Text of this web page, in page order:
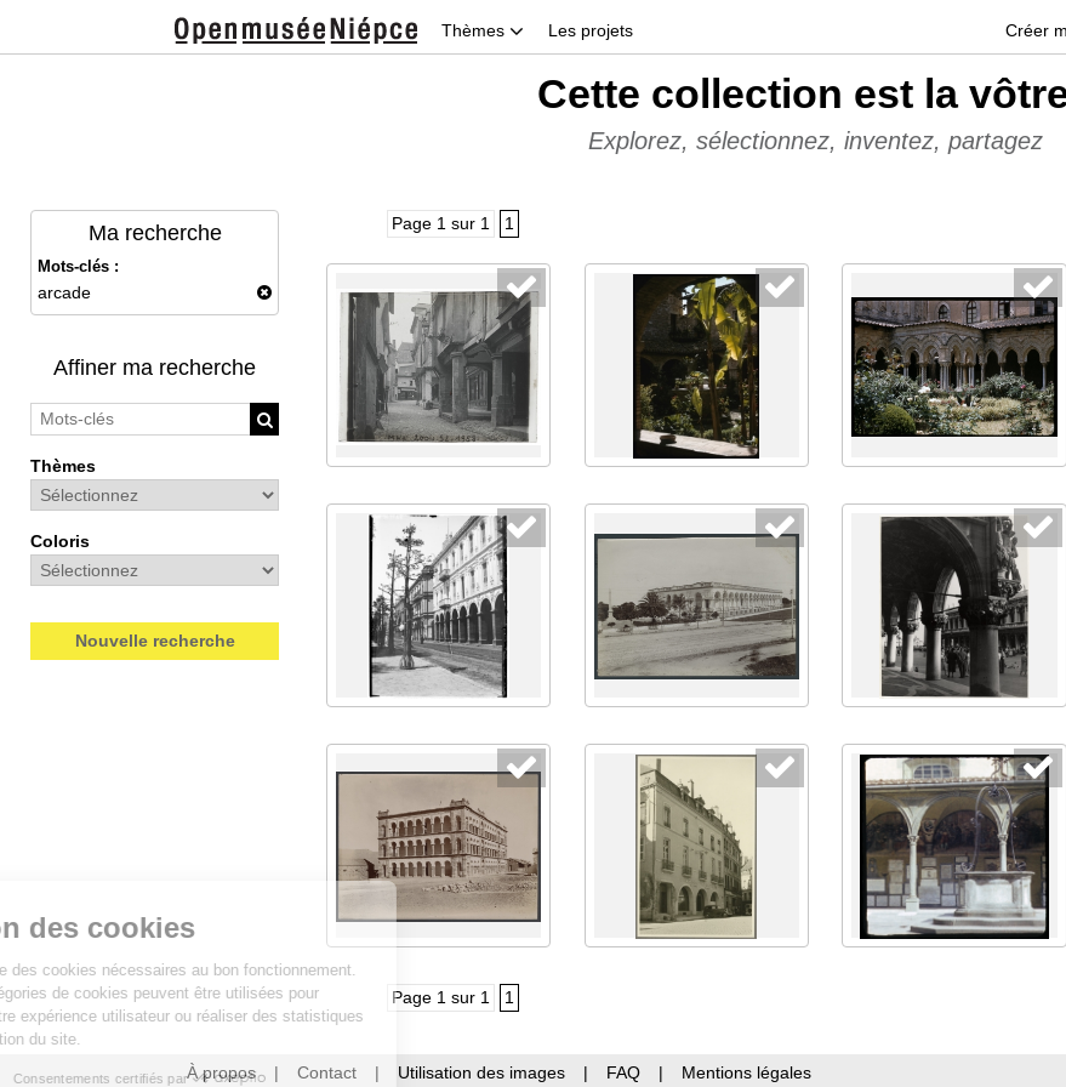
Thèmes Les projets Créer
Cette collection est la
Explorez, sélectionnez, inventez, partagez
Ma recherche
Mots-clés :
arcade
Affiner ma recherche
Thèmes
Coloris
Nouvelle recherche
Page 1 sur 1 1
Page 1 sur 1 1
À propos | Contact | Utilisation des images | FAQ | Mentions légales
Gestion des cookies
Ce site utilise des cookies nécessaires au bon fonctionnement.
D’autres catégories de cookies peuvent être utilisées pour
améliorer votre expérience utilisateur ou réaliser des statistiques
de fréquentation du site.
Consentements certifiés par